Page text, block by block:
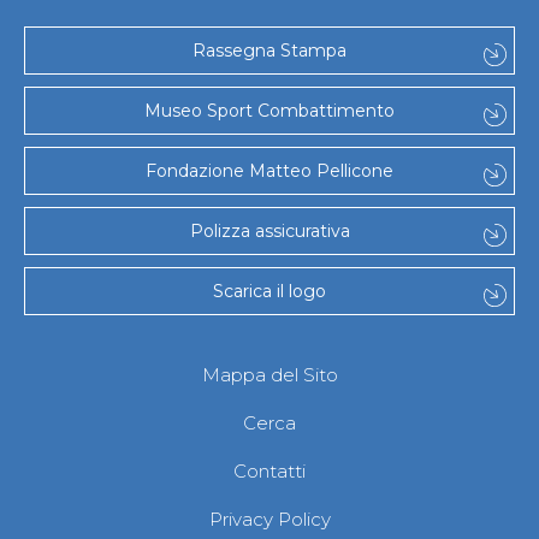
Albi Federali
Arbitri
Lotta
La disciplina
News
Gare e Risultati
Attività Didattica
Albi Federali
Karate
La disciplina
News
Gare e Risultati
Attività Didattica
Arti marziali
Aikido
Ju Jitsu
Sumo
Capoeira
Grappling
BJJ
Pancrazio/Pankration
Rassegna Stampa
Museo Sport Combattimento
Fondazione Matteo Pellicone
Polizza assicurativa
Scarica il logo
Mappa del Sito
Cerca
Contatti
Privacy Policy